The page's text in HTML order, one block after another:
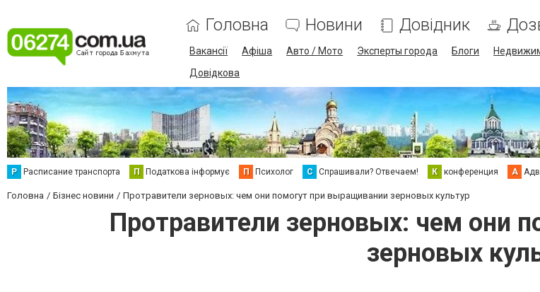
Головна Новини Довідник
Вакансії Афіша Авто / Мото Эксперты города Блоги
Довідкова
Р Расписание транспорта П Податкова інформує П Психолог С Спрашивали? Отвечаем! К конференция А
Головна Бізнес новини Протравители зерновых: чем они помогут при выращивании зерновых культур
Протравители зерновых: чем они
зерновых